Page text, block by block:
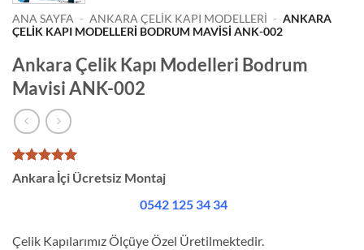
ANA SAYFA - ANKARA ÇELIK KAPI MODELLERI - ANKARA
ÇELIK KAPI MODELLERI BODRUM MAVISI ANK-002
Ankara Çelik Kapı Modelleri Bodrum
Mavisi ANK-002
1
müşteri
puanına
Ankara İçi Ücretsiz Montaj
0542 125 34 34
Çelik Kapılarımız Ölçüye Özel Üretilmektedir.